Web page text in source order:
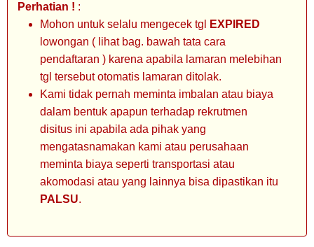
Perhatian ! :
Mohon untuk selalu mengecek tgl
EXPIRED
lowongan ( lihat bag. bawah tata cara
pendaftaran ) karena apabila lamaran melebihan
tgl tersebut otomatis lamaran ditolak.
Kami tidak pernah meminta imbalan atau biaya
dalam bentuk apapun terhadap rekrutmen
disitus ini apabila ada pihak yang
mengatasnamakan kami atau perusahaan
meminta biaya seperti transportasi atau
akomodasi atau yang lainnya bisa dipastikan itu
PALSU.